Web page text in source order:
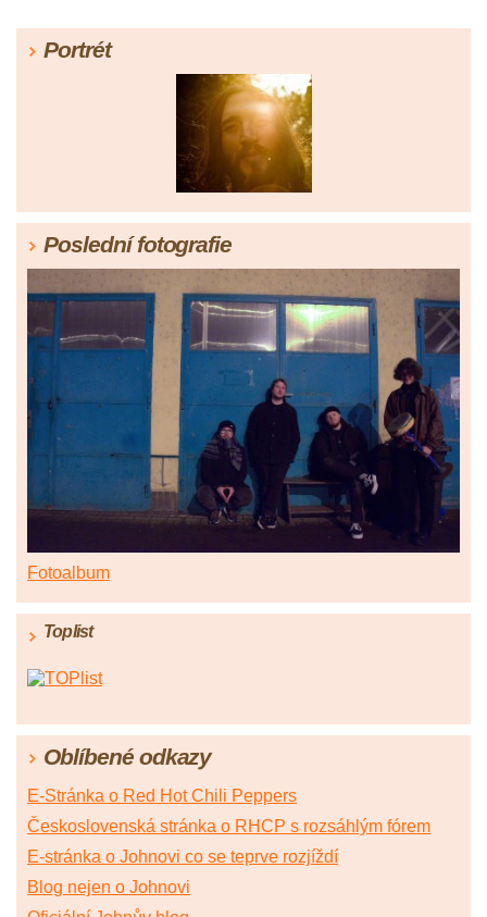
Portrét
Poslední fotografie
Fotoalbum
Toplist
Oblíbené odkazy
E-Stránka o Red Hot Chili Peppers
Československá stránka o RHCP s rozsáhlým fórem
E-stránka o Johnovi co se teprve rozjíždí
Blog nejen o Johnovi